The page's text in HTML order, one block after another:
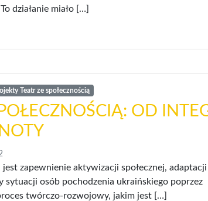
działanie miało […]
Teatr ze społecznością
OD
jest zapewnienie aktywizacji społecznej,
sytuacji osób pochodzenia ukraińskiego poprzez
twórczo-rozwojowy, jakim jest […]